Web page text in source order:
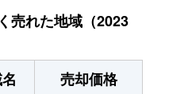
売れた地域（2023
売却価格